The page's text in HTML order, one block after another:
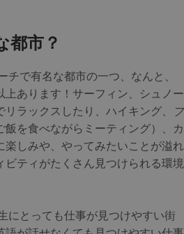
都市？
で有名な都市の一つ、なんと、
上あります！サーフィン、シュノー
ラックスしたり、ハイキング、
ブ
飯を食べながらミーティング）、カ
楽しみや、やってみたいことが溢れ
ビティがたくさん見つけられる環境
にとっても仕事が見つけやすい街